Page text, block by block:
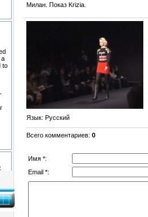
Милан. Показ Krizia.
Язык: Русский
Всего комментариев: 0
Имя *:
Email *: